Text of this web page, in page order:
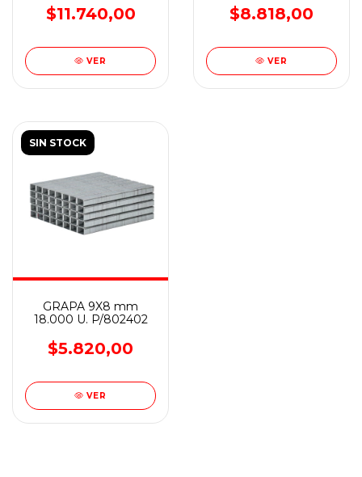
$11.740,00
VER
$8.818,00
VER
SIN STOCK
GRAPA 9X8 mm
18.000 U. P/802402
$5.820,00
VER